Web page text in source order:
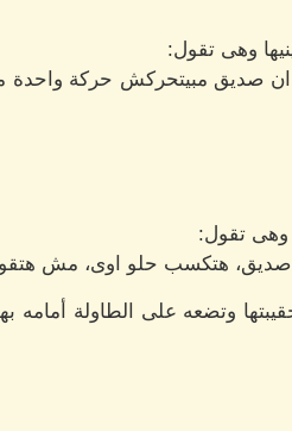
وهى تقول:
ان صديق مبيتحركش حركة
وهى تقول:
هتكسب حلو اوى، مش
وتضعه على الطاولة أمامه